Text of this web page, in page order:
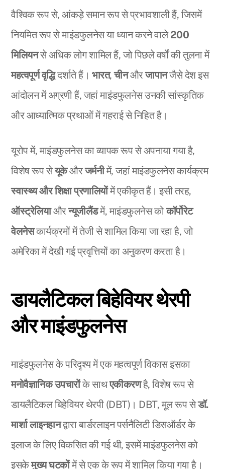
वैश्विक रूप से, आंकड़े समान रूप से प्रभावशाली हैं, जिसमें
नियमित रूप से माइंडफुलनेस या ध्यान करने वाले200
मिलियनसे अधिक लोग शामिल हैं, जो पिछले वर्षों की तुलना में
महत्वपूर्ण वृद्धिदर्शाते हैं। भारत,चीनऔरजापानजैसे देश इस
आंदोलन में अग्रणी हैं, जहां माइंडफुलनेस उनकी सांस्कृतिक
और आध्यात्मिक प्रथाओं में गहराई से निहित है।
यूरोप में, माइंडफुलनेस का व्यापक रूप से अपनाया गया है,
विशेष रूप सेयूकेऔरजर्मनीमें, जहां माइंडफुलनेस कार्यक्रम
स्वास्थ्य और शिक्षा प्रणालियोंमें एकीकृत हैं। इसी तरह,
ऑस्ट्रेलियाऔरन्यूजीलैंडमें, माइंडफुलनेस कोकॉर्पोरेट
वेलनेसकार्यक्रमों में तेजी से शामिल किया जा रहा है, जो
अमेरिका में देखी गई प्रवृत्तियों का अनुकरण करता है।
डायलैटिकल बिहेवियर थेरपी
और माइंडफुलनेस
माइंडफुलनेस के परिदृश्य में एक महत्वपूर्ण विकास इसका
मनोवैज्ञानिक उपचारोंके साथएकीकरणहै, विशेष रूप से
डायलैटिकल बिहेवियर थेरपी (DBT)। DBT, मूल रूप सेडॉ.
मार्शा लाइनहानद्वारा बार्डरलाइन पर्सनैलिटी डिसऑर्डर के
इलाज के लिए विकसित की गई थी, इसमें माइंडफुलनेस को
इसकेमुख्य घटकोंमें से एक के रूप में शामिल किया गया है।